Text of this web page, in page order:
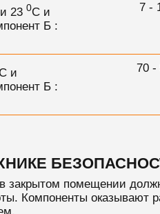
23 0С и
Б :
7 -
и
Б :
70 -
помещении
Компоненты оказывают